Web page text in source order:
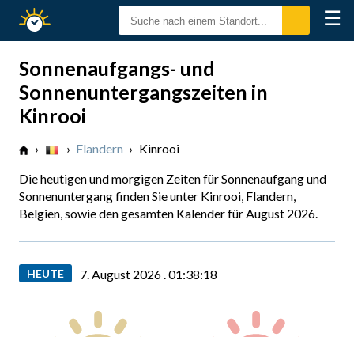
Sonnenzeiten ☰
Sonnenaufgangs- und
Sonnenuntergangszeiten in
Kinrooi
› › Flandern › Kinrooi
Die heutigen und morgigen Zeiten für Sonnenaufgang und
Sonnenuntergang finden Sie unter Kinrooi, Flandern,
Belgien, sowie den gesamten Kalender für August 2026.
HEUTE 7. August 2026 .01:38:19